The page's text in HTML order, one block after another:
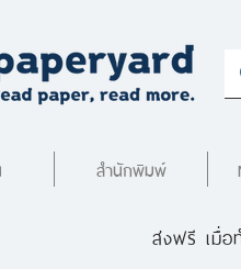
สำนักพิมพ์
ส่งฟรี เมื่อ